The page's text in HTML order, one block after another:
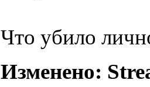
Что убило
Изменено: